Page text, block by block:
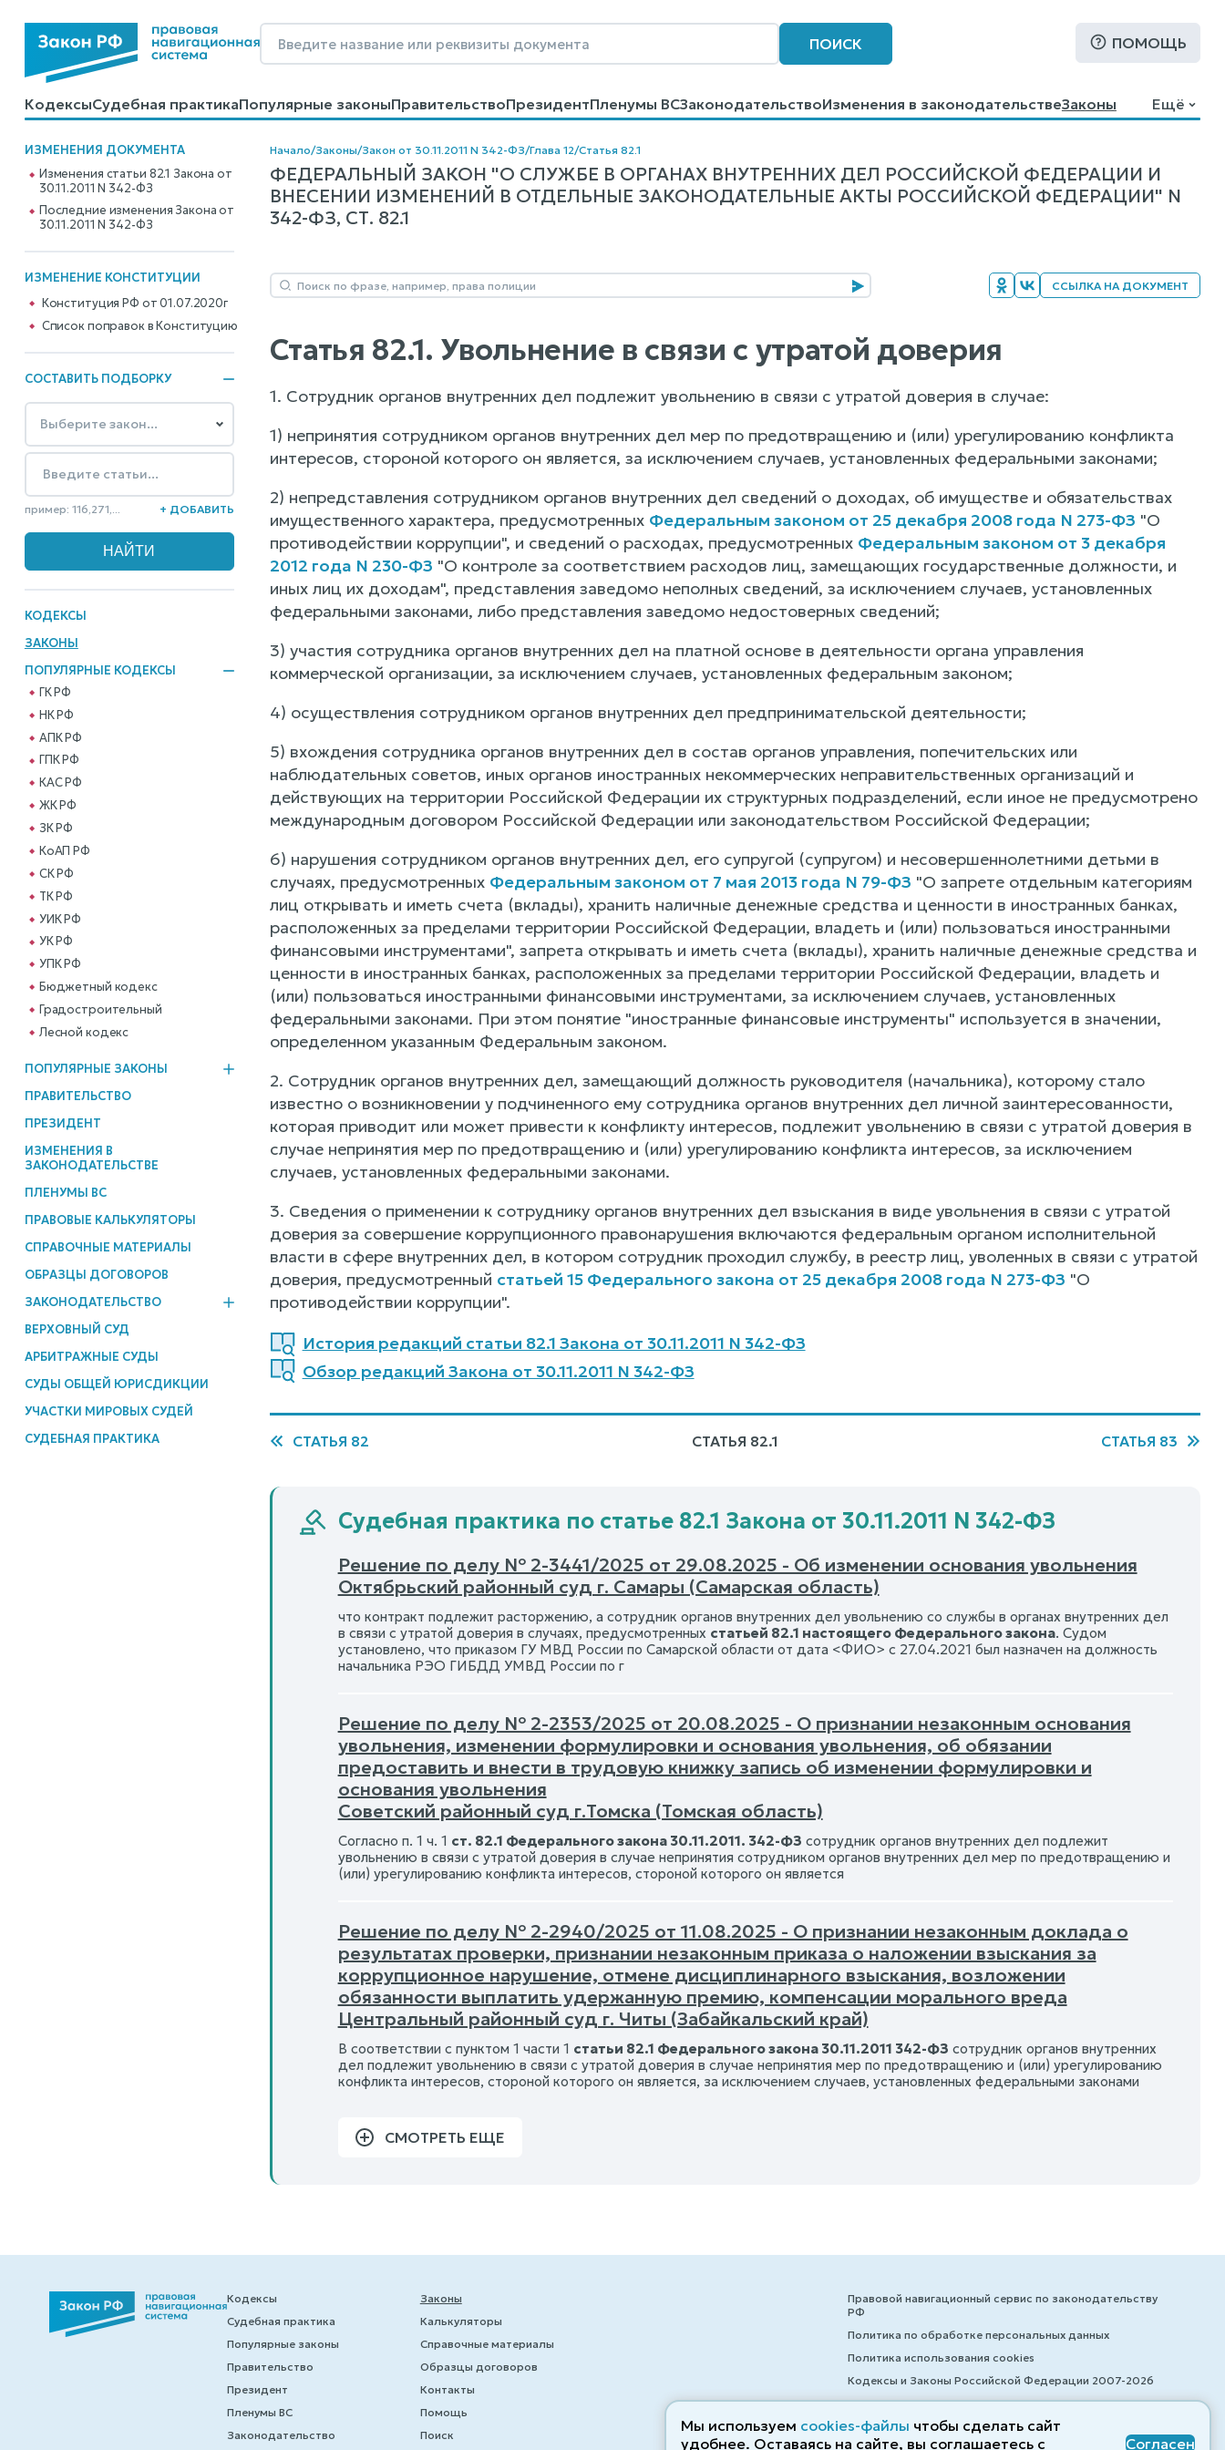
ПОИСК ПОМОЩЬ
КодексыСудебная практикаПопулярные законыПравительствоПрезидентПленумы ВСЗаконодательствоИзменения в законодательствеЗаконы
КалькуляторыСправочные материалыОбразцы договоровКонтактыПомощьПоиск
Ещё
ИЗМЕНЕНИЯ ДОКУМЕНТА
Изменения статьи 82.1 Закона от
30.11.2011 N 342-ФЗ
Последние изменения Закона от
30.11.2011 N 342-ФЗ
ИЗМЕНЕНИЕ КОНСТИТУЦИИ
Конституция РФ от 01.07.2020г
Cписок поправок в Конституцию
СОСТАВИТЬ ПОДБОРКУ
пример: 116,271,... + ДОБАВИТЬ
КОДЕКСЫ
ЗАКОНЫ
ПОПУЛЯРНЫЕ КОДЕКСЫ
ГК РФ
НК РФ
АПК РФ
ГПК РФ
КАС РФ
ЖК РФ
ЗК РФ
КоАП РФ
СК РФ
ТК РФ
УИК РФ
УК РФ
УПК РФ
Бюджетный кодекс
Градостроительный
Лесной кодекс
ПОПУЛЯРНЫЕ ЗАКОНЫ
ПРАВИТЕЛЬСТВО
ПРЕЗИДЕНТ
ИЗМЕНЕНИЯ В
ЗАКОНОДАТЕЛЬСТВЕ
ПЛЕНУМЫ ВС
ПРАВОВЫЕ КАЛЬКУЛЯТОРЫ
СПРАВОЧНЫЕ МАТЕРИАЛЫ
ОБРАЗЦЫ ДОГОВОРОВ
ЗАКОНОДАТЕЛЬСТВО
ВЕРХОВНЫЙ СУД
АРБИТРАЖНЫЕ СУДЫ
СУДЫ ОБЩЕЙ ЮРИСДИКЦИИ
УЧАСТКИ МИРОВЫХ СУДЕЙ
СУДЕБНАЯ ПРАКТИКА
Начало/Законы/Закон от 30.11.2011 N 342-ФЗ/Глава 12/Статья 82.1
ФЕДЕРАЛЬНЫЙ ЗАКОН "О СЛУЖБЕ В ОРГАНАХ ВНУТРЕННИХ ДЕЛ РОССИЙСКОЙ ФЕДЕРАЦИИ И
ВНЕСЕНИИ ИЗМЕНЕНИЙ В ОТДЕЛЬНЫЕ ЗАКОНОДАТЕЛЬНЫЕ АКТЫ РОССИЙСКОЙ ФЕДЕРАЦИИ" N
342-ФЗ, СТ. 82.1
ССЫЛКА НА ДОКУМЕНТ
Статья 82.1. Увольнение в связи с утратой доверия
1. Сотрудник органов внутренних дел подлежит увольнению в связи с утратой доверия в случае:
1) непринятия сотрудником органов внутренних дел мер по предотвращению и (или) урегулированию конфликта
интересов, стороной которого он является, за исключением случаев, установленных федеральными законами;
2) непредставления сотрудником органов внутренних дел сведений о доходах, об имуществе и обязательствах
имущественного характера, предусмотренных Федеральным законом от 25 декабря 2008 года N 273-ФЗ "О
противодействии коррупции", и сведений о расходах, предусмотренных Федеральным законом от 3 декабря
2012 года N 230-ФЗ "О контроле за соответствием расходов лиц, замещающих государственные должности, и
иных лиц их доходам", представления заведомо неполных сведений, за исключением случаев, установленных
федеральными законами, либо представления заведомо недостоверных сведений;
3) участия сотрудника органов внутренних дел на платной основе в деятельности органа управления
коммерческой организации, за исключением случаев, установленных федеральным законом;
4) осуществления сотрудником органов внутренних дел предпринимательской деятельности;
5) вхождения сотрудника органов внутренних дел в состав органов управления, попечительских или
наблюдательных советов, иных органов иностранных некоммерческих неправительственных организаций и
действующих на территории Российской Федерации их структурных подразделений, если иное не предусмотрено
международным договором Российской Федерации или законодательством Российской Федерации;
6) нарушения сотрудником органов внутренних дел, его супругой (супругом) и несовершеннолетними детьми в
случаях, предусмотренных Федеральным законом от 7 мая 2013 года N 79-ФЗ "О запрете отдельным категориям
лиц открывать и иметь счета (вклады), хранить наличные денежные средства и ценности в иностранных банках,
расположенных за пределами территории Российской Федерации, владеть и (или) пользоваться иностранными
финансовыми инструментами", запрета открывать и иметь счета (вклады), хранить наличные денежные средства и
ценности в иностранных банках, расположенных за пределами территории Российской Федерации, владеть и
(или) пользоваться иностранными финансовыми инструментами, за исключением случаев, установленных
федеральными законами. При этом понятие "иностранные финансовые инструменты" используется в значении,
определенном указанным Федеральным законом.
2. Сотрудник органов внутренних дел, замещающий должность руководителя (начальника), которому стало
известно о возникновении у подчиненного ему сотрудника органов внутренних дел личной заинтересованности,
которая приводит или может привести к конфликту интересов, подлежит увольнению в связи с утратой доверия в
случае непринятия мер по предотвращению и (или) урегулированию конфликта интересов, за исключением
случаев, установленных федеральными законами.
3. Сведения о применении к сотруднику органов внутренних дел взыскания в виде увольнения в связи с утратой
доверия за совершение коррупционного правонарушения включаются федеральным органом исполнительной
власти в сфере внутренних дел, в котором сотрудник проходил службу, в реестр лиц, уволенных в связи с утратой
доверия, предусмотренный статьей 15 Федерального закона от 25 декабря 2008 года N 273-ФЗ "О
противодействии коррупции".
История редакций статьи 82.1 Закона от 30.11.2011 N 342-ФЗ
Обзор редакций Закона от 30.11.2011 N 342-ФЗ
СТАТЬЯ 82 СТАТЬЯ 82.1 СТАТЬЯ 83
Судебная практика по статье 82.1 Закона от 30.11.2011 N 342-ФЗ
Решение по делу № 2-3441/2025 от 29.08.2025 - Об изменении основания увольнения
Октябрьский районный суд г. Самары (Самарская область)
что контракт подлежит расторжению, а сотрудник органов внутренних дел увольнению со службы в органах внутренних дел
в связи с утратой доверия в случаях, предусмотренных статьей 82.1 настоящего Федерального закона. Судом
установлено, что приказом ГУ МВД России по Самарской области от дата <ФИО> с 27.04.2021 был назначен на должность
начальника РЭО ГИБДД УМВД России по г
Решение по делу № 2-2353/2025 от 20.08.2025 - О признании незаконным основания
увольнения, изменении формулировки и основания увольнения, об обязании
предоставить и внести в трудовую книжку запись об изменении формулировки и
основания увольнения
Советский районный суд г.Томска (Томская область)
Согласно п. 1 ч. 1 ст. 82.1 Федерального закона 30.11.2011. 342-ФЗ сотрудник органов внутренних дел подлежит
увольнению в связи с утратой доверия в случае непринятия сотрудником органов внутренних дел мер по предотвращению и
(или) урегулированию конфликта интересов, стороной которого он является
Решение по делу № 2-2940/2025 от 11.08.2025 - О признании незаконным доклада о
результатах проверки, признании незаконным приказа о наложении взыскания за
коррупционное нарушение, отмене дисциплинарного взыскания, возложении
обязанности выплатить удержанную премию, компенсации морального вреда
Центральный районный суд г. Читы (Забайкальский край)
В соответствии с пунктом 1 части 1 статьи 82.1 Федерального закона 30.11.2011 342-ФЗ сотрудник органов внутренних
дел подлежит увольнению в связи с утратой доверия в случае непринятия мер по предотвращению и (или) урегулированию
конфликта интересов, стороной которого он является, за исключением случаев, установленных федеральными законами
СМОТРЕТЬ ЕЩЕ
Кодексы
Судебная практика
Популярные законы
Правительство
Президент
Пленумы ВС
Законодательство
Законы
Калькуляторы
Справочные материалы
Образцы договоров
Контакты
Помощь
Поиск
Правовой навигационный сервис по законодательству
РФ
Политика по обработке персональных данных
Политика использования cookies
Кодексы и Законы Российской Федерации 2007-2026
Мы используем cookies-файлы чтобы сделать сайт
удобнее. Оставаясь на сайте, вы соглашаетесь с
Согласен